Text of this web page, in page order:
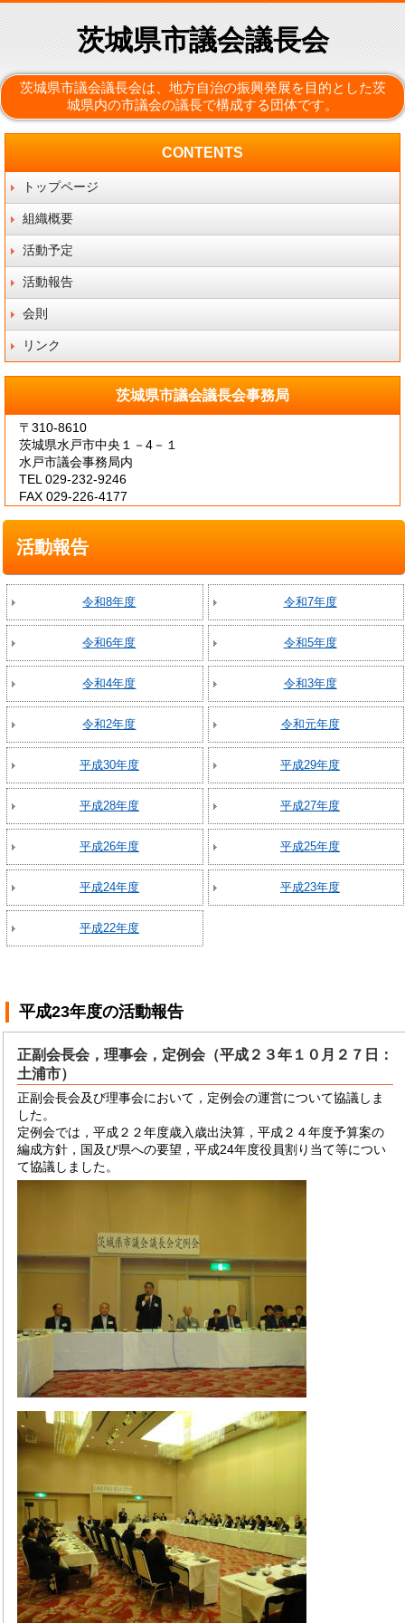
茨城県市議会議長会
茨城県市議会議長会は、地方自治の振興発展を目的とした茨
城県内の市議会の議長で構成する団体です。
CONTENTS
トップページ
組織概要
活動予定
活動報告
会則
リンク
茨城県市議会議長会事務局
〒310-8610
茨城県水戸市中央１－4－１
水戸市議会事務局内
TEL 029-232-9246
FAX 029-226-4177
活動報告
令和8年度 令和7年度
令和6年度 令和5年度
令和4年度 令和3年度
令和2年度 令和元年度
平成30年度 平成29年度
平成28年度 平成27年度
平成26年度 平成25年度
平成24年度 平成23年度
平成22年度
平成23年度の活動報告
正副会長会，理事会，定例会（平成２３年１０月２７日：
土浦市）
正副会長会及び理事会において，定例会の運営について協議しま
した。
定例会では，平成２２年度歳入歳出決算，平成２４年度予算案の
編成方針，国及び県への要望，平成24年度役員割り当て等につい
て協議しました。